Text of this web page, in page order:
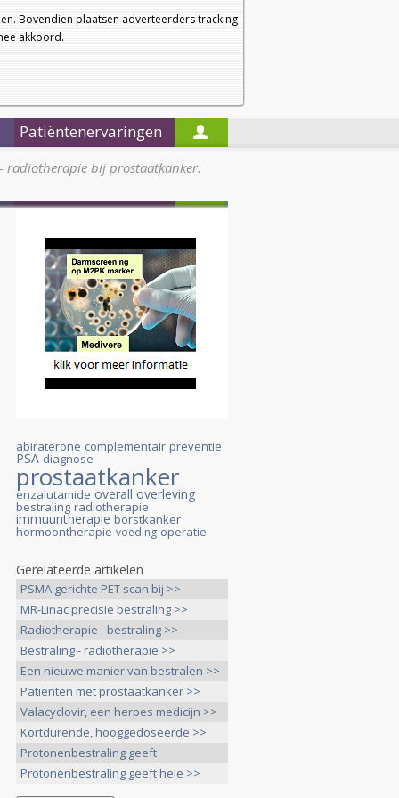
Bovendien plaatsen adverteerders tracking
akkoord.
a
a
Nieuwsbrief
Startpagina
Patiëntenervaringen
radiotherapie bij prostaatkanker:
abiraterone complementair preventie
PSA diagnose
prostaatkanker
enzalutamide overall overleving
bestraling radiotherapie
immuuntherapie borstkanker
hormoontherapie voeding operatie
Gerelateerde artikelen
PSMA gerichte PET scan bij >>
MR-Linac precisie bestraling >>
Radiotherapie - bestraling >>
Bestraling - radiotherapie >>
Een nieuwe manier van bestralen >>
Patiënten met prostaatkanker >>
Valacyclovir, een herpes medicijn >>
Kortdurende, hooggedoseerde >>
Protonenbestraling geeft
uitstekende >>
Protonenbestraling geeft hele >>